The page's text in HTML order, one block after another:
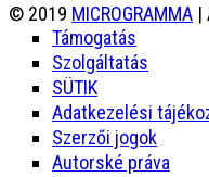
© 2019 MICROGRAMMA |
Támogatás
Szolgáltatás
SÜTIK
Adatkezelési
Szerzői jogok
Autorské práva